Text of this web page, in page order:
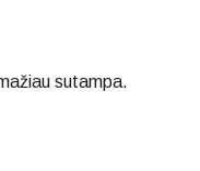
sutampa.